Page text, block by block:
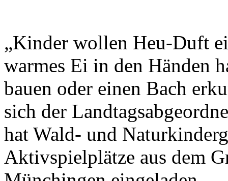
„Kinder wollen Heu-Duft
warmes Ei in den Händen
bauen oder einen Bach
sich der
hat Wald- und
Aktivspielplätze aus dem